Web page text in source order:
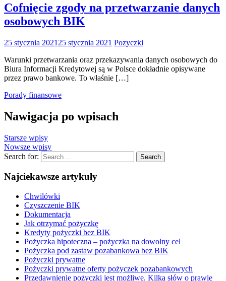
Cofnięcie zgody na przetwarzanie danych
osobowych BIK
25 stycznia 2021 25 stycznia 2021 Pozyczki
Warunki przetwarzania oraz przekazywania danych osobowych do
Biura Informacji Kredytowej są w Polsce dokładnie opisywane
przez prawo bankowe. To właśnie […]
Porady finansowe
Nawigacja po wpisach
Starsze wpisy
Nowsze wpisy
Search for:
Search
Najciekawsze artykuły
Chwilówki
Czyszczenie BIK
Dokumentacja
Jak otrzymać pożyczkę
Kredyty pożyczki bez BIK
Pożyczka hipoteczna – pożyczka na dowolny cel
Pożyczka pod zastaw pozabankowa bez BIK
Pożyczki prywatne
Pożyczki prywatne oferty pożyczek pozabankowych
Przedawnienie pożyczki jest możliwe. Kilka słów o prawie